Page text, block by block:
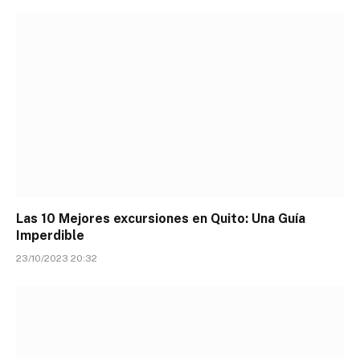
Las 10 Mejores excursiones en Quito: Una Guía
Imperdible
23/10/2023 20:32